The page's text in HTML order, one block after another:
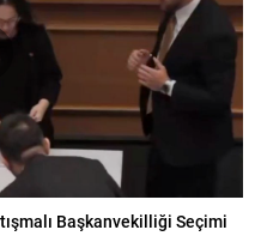
Başkanvekilliği Seçimi